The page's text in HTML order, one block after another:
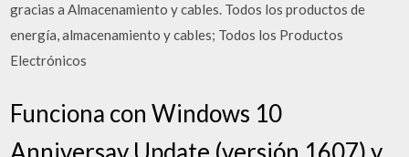
gracias a Almacenamiento y cables. Todos los productos de
energía, almacenamiento y cables; Todos los Productos
Electrónicos
Funciona con Windows 10
Anniversay Update (versión 1607) y